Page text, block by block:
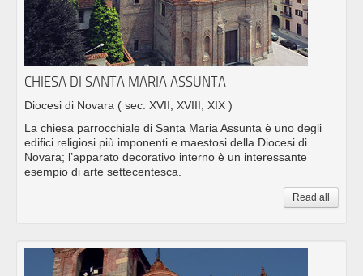
CHIESA DI SANTA MARIA ASSUNTA
Diocesi di Novara ( sec. XVII; XVIII; XIX )
La chiesa parrocchiale di Santa Maria Assunta è uno degli
edifici religiosi più imponenti e maestosi della Diocesi di
Novara; l’apparato decorativo interno è un interessante
esempio di arte settecentesca.
Read all